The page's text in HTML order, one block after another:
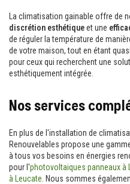
La climatisation gainable offre de
discrétion esthétiqueet une
de réguler la température de
de votre maison, tout en étant
pour ceux qui recherchent une
esthétiquement intégrée.
Nos services
En plus de l'installation de
Renouvelables propose une
à tous vos besoins en énergies
pour l'photovoltaiques panneaux à
à Leucate . Nous sommes